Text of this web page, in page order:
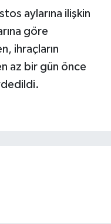
aylarına ilişkin
göre
ihraçların
az bir gün önce